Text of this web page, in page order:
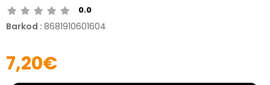
0.0
Barkod : 8681910601604
7,20€